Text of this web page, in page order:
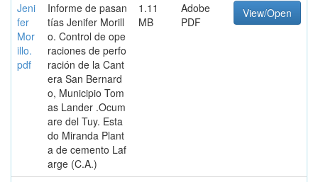
Jeni
fer
Mor
illo.
pdf
Informe de pasan
tías Jenifer Morill
o. Control de ope
raciones de perfo
ración de la Cant
era San Bernard
o, Municipio Tom
as Lander .Ocum
are del Tuy. Esta
do Miranda Plant
a de cemento Laf
arge (C.A.)
1.11
MB
Adobe
PDF
View/Open